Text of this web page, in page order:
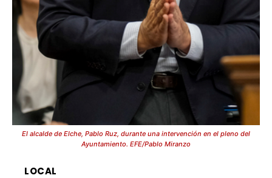
El alcalde de Elche, Pablo Ruz, durante una intervención en el pleno del
Ayuntamiento. EFE/Pablo Miranzo
LOCAL